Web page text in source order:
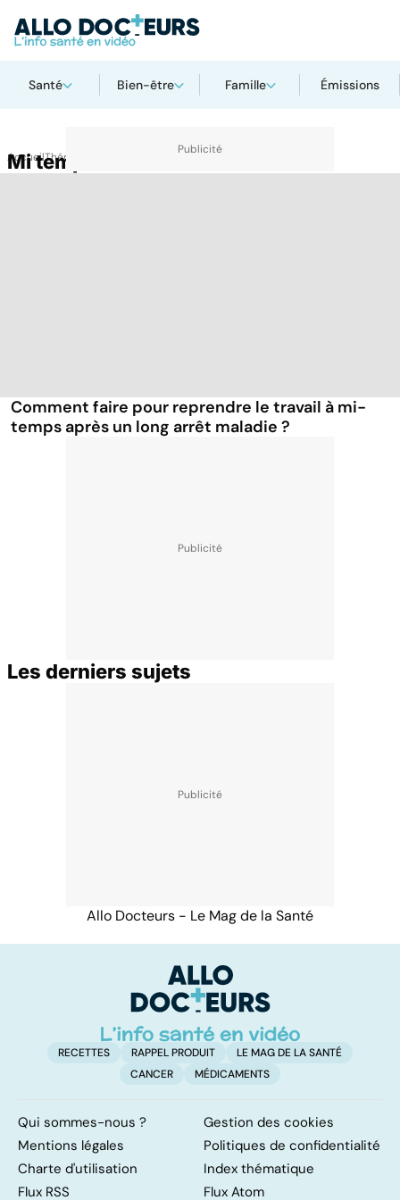
Santé Bien-être Famille Émissions
AccueilThématiques
Mi temps
Comment faire pour reprendre le travail à mi-
temps après un long arrêt maladie ?
Les derniers sujets
Allo Docteurs - Le Mag de la Santé
RECETTES RAPPEL PRODUIT
LE MAG DE LA SANTÉ
CANCER
MÉDICAMENTS
Qui sommes-nous ?
Gestion des cookies
Mentions légales
Politiques de confidentialité
Charte d'utilisation
Index thématique
Flux RSS
Flux Atom